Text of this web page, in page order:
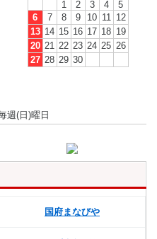
1
2 3 4
5
6
7 8 9 10 11
12
13 14 15 16 17 18 19
20 21 22 23 24 25 26
27 28 29 30
週(日)曜日
国府まなびや